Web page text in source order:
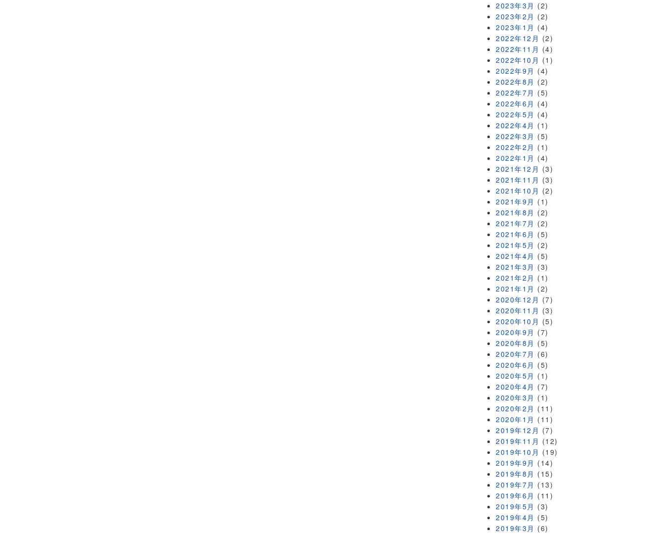
2023年3月 (2)
2023年2月 (2)
2023年1月 (4)
2022年12月 (2)
2022年11月 (4)
2022年10月 (1)
2022年9月 (4)
2022年8月 (2)
2022年7月 (5)
2022年6月 (4)
2022年5月 (4)
2022年4月 (1)
2022年3月 (5)
2022年2月 (1)
2022年1月 (4)
2021年12月 (3)
2021年11月 (3)
2021年10月 (2)
2021年9月 (1)
2021年8月 (2)
2021年7月 (2)
2021年6月 (5)
2021年5月 (2)
2021年4月 (5)
2021年3月 (3)
2021年2月 (1)
2021年1月 (2)
2020年12月 (7)
2020年11月 (3)
2020年10月 (5)
2020年9月 (7)
2020年8月 (5)
2020年7月 (6)
2020年6月 (5)
2020年5月 (1)
2020年4月 (7)
2020年3月 (1)
2020年2月 (11)
2020年1月 (11)
2019年12月 (7)
2019年11月 (12)
2019年10月 (19)
2019年9月 (14)
2019年8月 (15)
2019年7月 (13)
2019年6月 (11)
2019年5月 (3)
2019年4月 (5)
2019年3月 (6)